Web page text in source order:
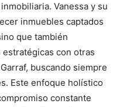
Vanessa y su
inmuebles captados
que también
con otras
buscando siempre
Este enfoque holístico
constante